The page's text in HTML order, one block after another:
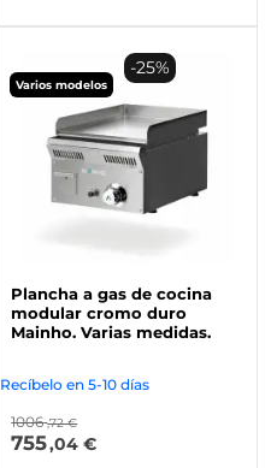
Varios modelos
Plancha a gas de cocina
modular cromo duro
Mainho. Varias medidas.
Recíbelo en 5-10 días
1006 ,72 €
755,04 €
-25%